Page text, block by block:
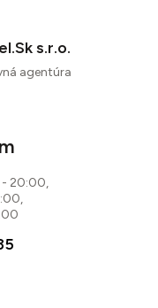
s.r.o.
agentúra
- 20:00,